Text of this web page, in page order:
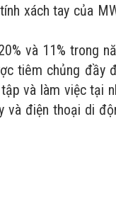
xách tay của
và 11% trong
tiêm chủng đầy
và làm việc tại
và điện thoại di